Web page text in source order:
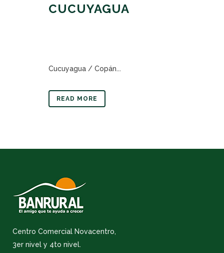
CUCUYAGUA
Cucuyagua / Copán...
READ MORE
Centro Comercial Novacentro,
3er nivel y 4to nivel.